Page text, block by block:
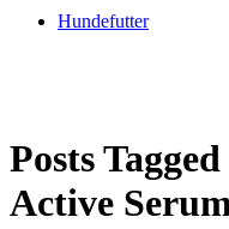
Hundefutter
Posts
Active